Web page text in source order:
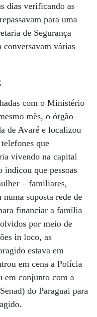
dias verificando as
para uma
de Segurança
conversavam várias
com o Ministério
mês, o órgão
de Avaré e localizou
que
vivendo na capital
indicou que pessoas
– familiares,
suposta rede de
financiar a família
por meio de
in loco, as
estava em
em cena a Polícia
em conjunto com a
do Paraguai para